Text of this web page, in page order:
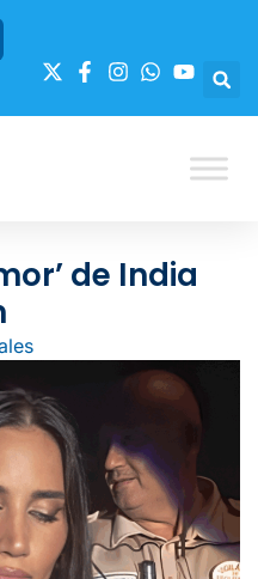
de India